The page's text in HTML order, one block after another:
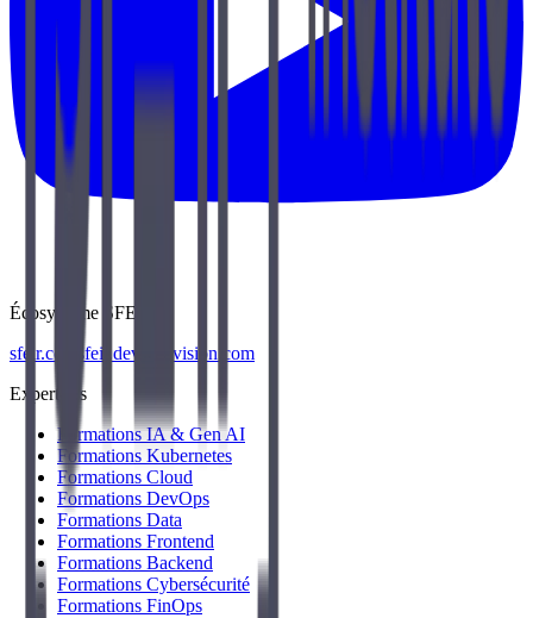
Écosystème SFEIR
sfeir.com
sfeir.dev
wenvision.com
Expertises
Formations IA & Gen AI
Formations Kubernetes
Formations Cloud
Formations DevOps
Formations Data
Formations Frontend
Formations Backend
Formations Cybersécurité
Formations FinOps